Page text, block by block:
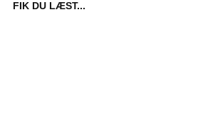
FIK DU LÆST...